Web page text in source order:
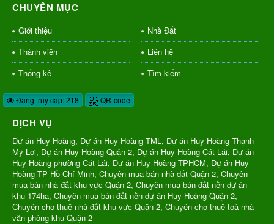
CHUYÊN MỤC
Giới thiệu
Nhà Đất
Thành viên
Liên hệ
Thống kê
Tìm kiếm
Đang truy cập: 218 QR-code
DỊCH VỤ
Dự án Huy Hoàng, Dự án Huy Hoàng TML, Dự án Huy Hoàng Thạnh
Mỹ Lợi, Dự án Huy Hoàng Quận 2, Dự án Huy Hoàng Cát Lái, Dự án
Huy Hoàng phường Cát Lái, Dự án Huy Hoàng TPHCM, Dự án Huy
Hoàng TP Hồ Chí Minh, Chuyên mua bán nhà đất Quận 2, Chuyên
mua bán nhà đất khu vực Quận 2, Chuyên mua bán đất nền dự án
khu 174ha, Chuyên mua bán đất nền dự án Huy Hoàng Quận 2,
Chuyên cho thuê nhà đất khu vực Quận 2, Chuyên cho thuê toà nhà
văn phòng khu Quận 2